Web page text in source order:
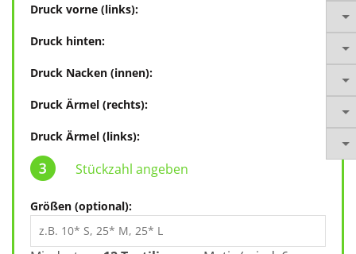
Druck vorne (links):
Druck hinten:
Druck Nacken (innen):
Druck Ärmel (rechts):
Druck Ärmel (links):
Stückzahl angeben
Größen (optional):